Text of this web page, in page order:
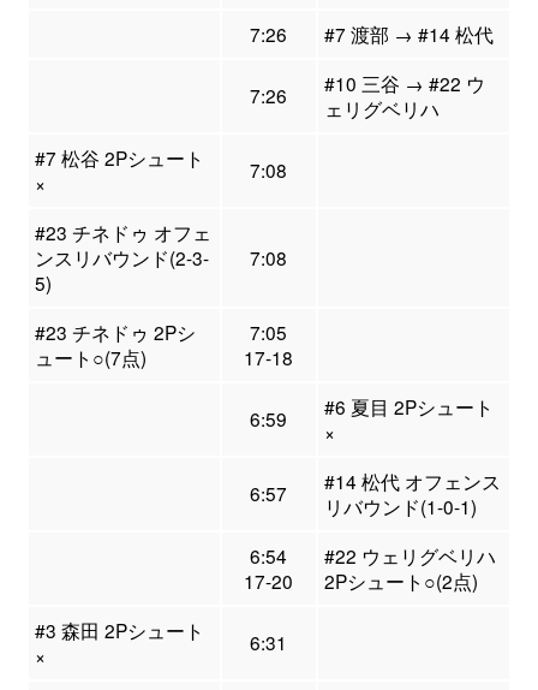
7:26
#7 渡部 → #14 松代
7:26
#10 三谷 → #22 ウ
ェリグベリハ
#7 松谷 2Pシュート
×
7:08
#23 チネドゥ オフェ
ンスリバウンド(2-3-
5)
7:08
#23 チネドゥ 2Pシ
ュート○(7点)
7:05
17-18
6:59
#6 夏目 2Pシュート
×
6:57
#14 松代 オフェンス
リバウンド(1-0-1)
6:54
17-20
#22 ウェリグベリハ
2Pシュート○(2点)
#3 森田 2Pシュート
×
6:31